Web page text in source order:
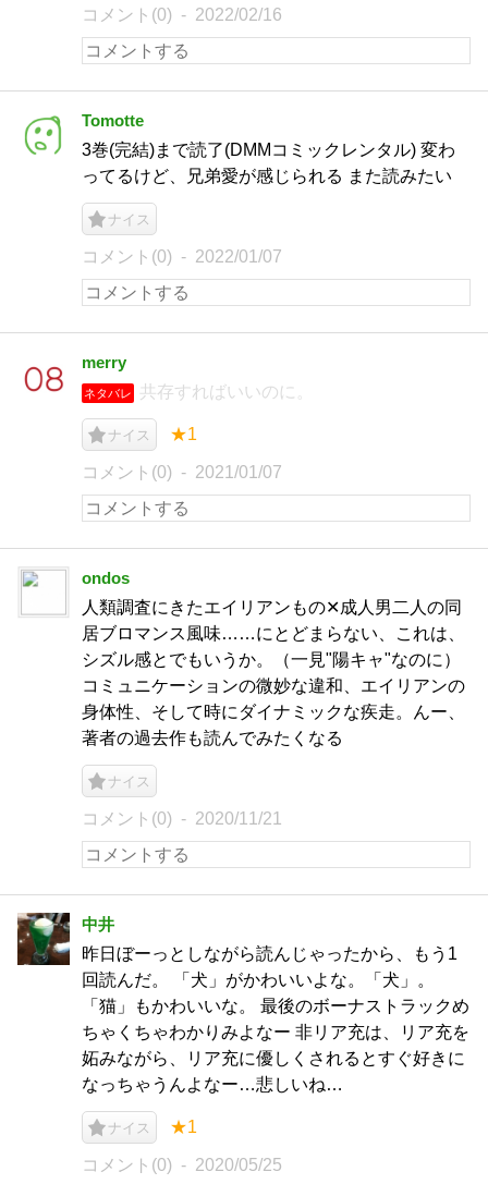
コメント(0) 2022/02/16
Tomotte
3巻(完結)まで読了(DMMコミックレンタル) 変わ
ってるけど、兄弟愛が感じられる また読みたい
ナイス
コメント(0) 2022/01/07
merry
ネタバレ 共存すればいいのに。
ナイス ★1
コメント(0) 2021/01/07
ondos
人類調査にきたエイリアンもの✕成人男二人の同
居ブロマンス風味……にとどまらない、これは、
シズル感とでもいうか。（一見"陽キャ"なのに）
コミュニケーションの微妙な違和、エイリアンの
身体性、そして時にダイナミックな疾走。んー、
著者の過去作も読んでみたくなる
ナイス
コメント(0) 2020/11/21
中井
昨日ぼーっとしながら読んじゃったから、もう1
回読んだ。 「犬」がかわいいよな。「犬」。
「猫」もかわいいな。 最後のボーナストラックめ
ちゃくちゃわかりみよなー 非リア充は、リア充を
妬みながら、リア充に優しくされるとすぐ好きに
なっちゃうんよなー…悲しいね…
ナイス ★1
コメント(0) 2020/05/25